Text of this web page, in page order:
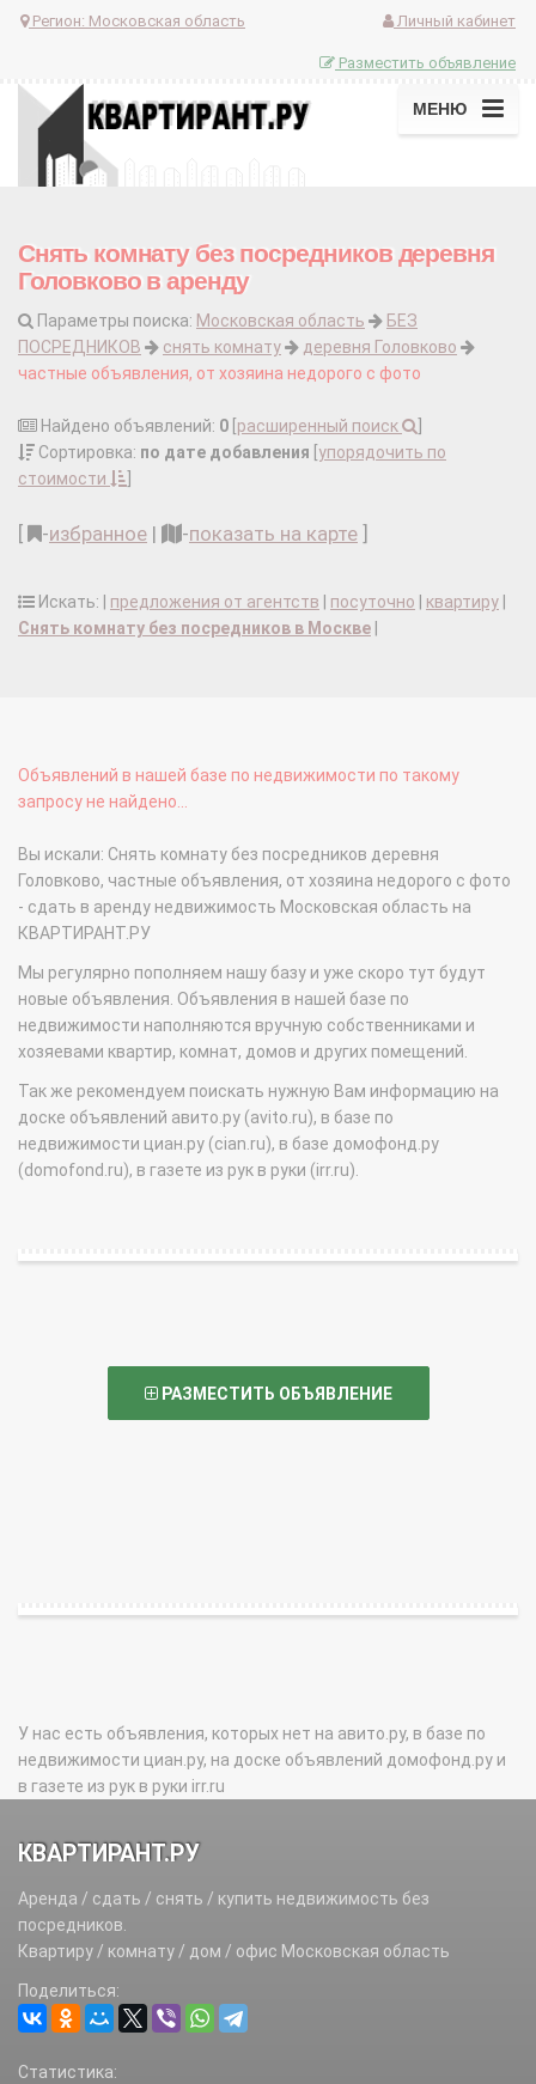
Регион: Московская область Личный кабинет
Разместить объявление
МЕНЮ
Снять комнату без посредников деревня
Головково в аренду
Параметры поиска: Московская область
БЕЗ
ПОСРЕДНИКОВ
снять комнату
деревня Головково
частные объявления, от хозяина недорого с фото
Найдено объявлений: 0 расширенный поиск
Сортировка: по дате добавления упорядочить по
стоимости
-избранное | -показать на карте
Искать: | предложения от агентств посуточно квартиру
Снять комнату без посредников в Москве
Объявлений в нашей базе по недвижимости по такому
запросу не найдено...
Вы искали: Снять комнату без посредников деревня
Головково, частные объявления, от хозяина недорого с фото
- сдать в аренду недвижимость Московская область на
КВАРТИРАНТ.РУ
Мы регулярно пополняем нашу базу и уже скоро тут будут
новые объявления. Объявления в нашей базе по
недвижимости наполняются вручную собственниками и
хозяевами квартир, комнат, домов и других помещений.
Так же рекомендуем поискать нужную Вам информацию на
доске объявлений авито.ру (avito.ru), в базе по
недвижимости циан.ру (cian.ru), в базе домофонд.ру
(domofond.ru), в газете из рук в руки (irr.ru).
РАЗМЕСТИТЬ ОБЪЯВЛЕНИЕ
У нас есть объявления, которых нет на авито.ру, в базе по
недвижимости циан.ру, на доске объявлений домофонд.ру и
в газете из рук в руки irr.ru
КВАРТИРАНТ.РУ
Аренда / сдать / снять / купить недвижимость без
посредников.
Квартиру / комнату / дом / офис Московская область
Поделиться:
Статистика: